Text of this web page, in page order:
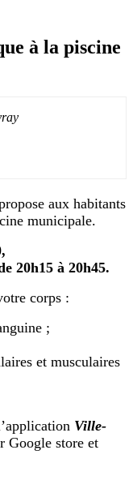
à la piscine
aux habitants
municipale.
20h15 à 20h45.
corps :
;
et musculaires
Ville-
Google store et